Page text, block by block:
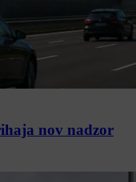
nov nadzor